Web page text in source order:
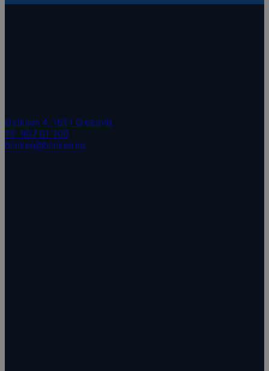
Østkilen 4, 1621 Gressvik
Tlf. 907 01 100
blinken@blinken.no